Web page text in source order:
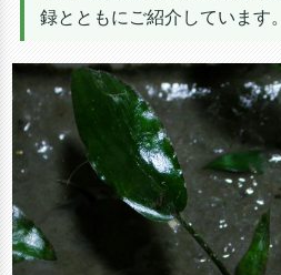
録とともにご紹介しています。